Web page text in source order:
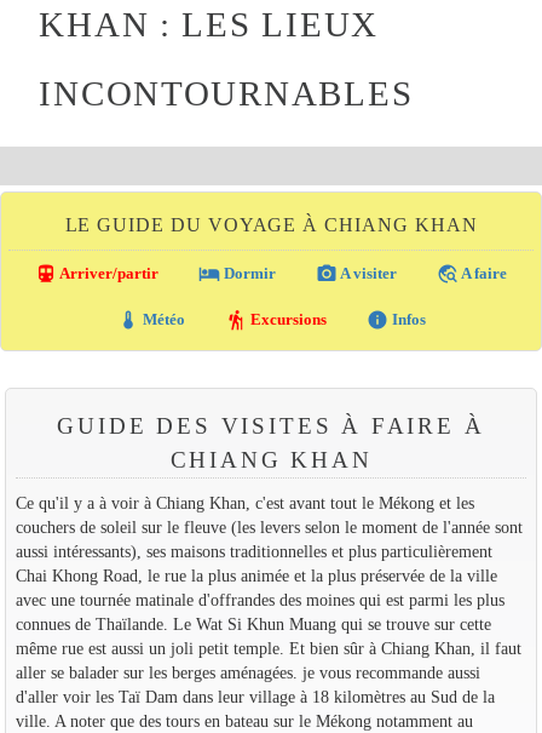
KHAN : LES LIEUX
INCONTOURNABLES
LE GUIDE DU VOYAGE À CHIANG KHAN
directions_transit Arriver/partir local_hotel Dormir photo_camera A visiter travel_explore A faire
thermostat Météo hiking Excursions info Infos
GUIDE DES VISITES À FAIRE À
CHIANG KHAN
Ce qu'il y a à voir à Chiang Khan, c'est avant tout le Mékong et les
couchers de soleil sur le fleuve (les levers selon le moment de l'année sont
aussi intéressants), ses maisons traditionnelles et plus particulièrement
Chai Khong Road, le rue la plus animée et la plus préservée de la ville
avec une tournée matinale d'offrandes des moines qui est parmi les plus
connues de Thaïlande. Le Wat Si Khun Muang qui se trouve sur cette
même rue est aussi un joli petit temple. Et bien sûr à Chiang Khan, il faut
aller se balader sur les berges aménagées. je vous recommande aussi
d'aller voir les Taï Dam dans leur village à 18 kilomètres au Sud de la
ville. A noter que des tours en bateau sur le Mékong notamment au